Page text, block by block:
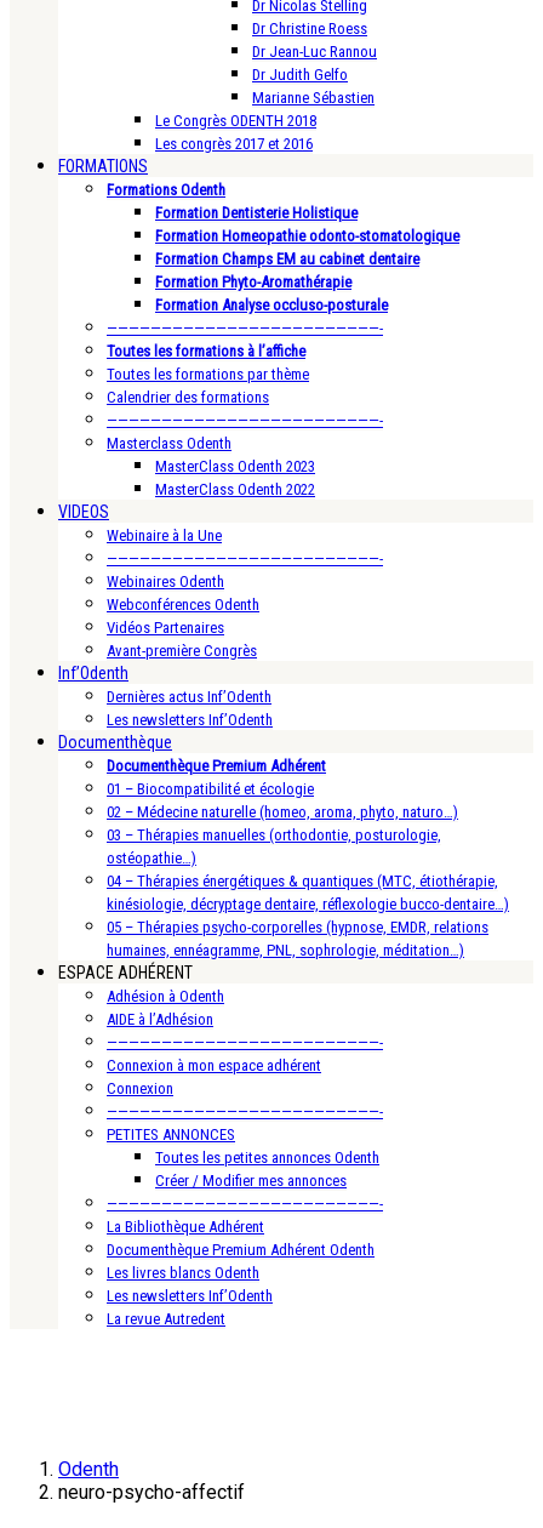
Dr Nicolas Stelling
Dr Christine Roess
Dr Jean-Luc Rannou
Dr Judith Gelfo
Marianne Sébastien
Le Congrès ODENTH 2018
Les congrès 2017 et 2016
FORMATIONS
Formations Odenth
Formation Dentisterie Holistique
Formation Homeopathie odonto-stomatologique
Formation Champs EM au cabinet dentaire
Formation Phyto-Aromathérapie
Formation Analyse occluso-posturale
—————————————————————————-
Toutes les formations à l’affiche
Toutes les formations par thème
Calendrier des formations
—————————————————————————-
Masterclass Odenth
MasterClass Odenth 2023
MasterClass Odenth 2022
VIDEOS
Webinaire à la Une
—————————————————————————-
Webinaires Odenth
Webconférences Odenth
Vidéos Partenaires
Avant-première Congrès
Inf’Odenth
Dernières actus Inf’Odenth
Les newsletters Inf’Odenth
Documenthèque
Documenthèque Premium Adhérent
01 – Biocompatibilité et écologie
02 – Médecine naturelle (homeo, aroma, phyto, naturo…)
03 – Thérapies manuelles (orthodontie, posturologie,
ostéopathie…)
04 – Thérapies énergétiques & quantiques (MTC, étiothérapie,
kinésiologie, décryptage dentaire, réflexologie bucco-dentaire…)
05 – Thérapies psycho-corporelles (hypnose, EMDR, relations
humaines, ennéagramme, PNL, sophrologie, méditation…)
ESPACE ADHÉRENT
Adhésion à Odenth
AIDE à l’Adhésion
—————————————————————————-
Connexion à mon espace adhérent
Connexion
—————————————————————————-
PETITES ANNONCES
Toutes les petites annonces Odenth
Créer / Modifier mes annonces
—————————————————————————-
La Bibliothèque Adhérent
Documenthèque Premium Adhérent Odenth
Les livres blancs Odenth
Les newsletters Inf’Odenth
La revue Autredent
Odenth
neuro-psycho-affectif